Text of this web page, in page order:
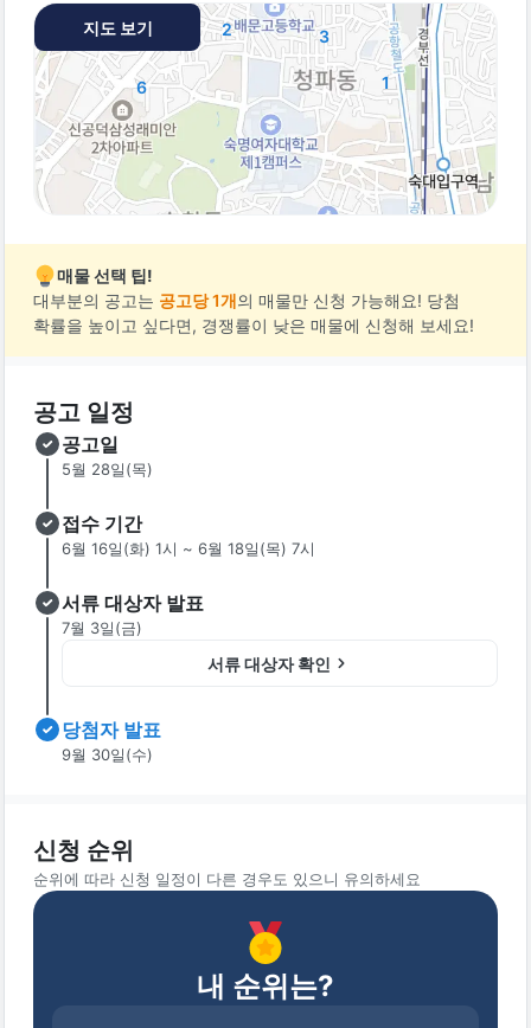
6
2 3
1
지도 보기
매물 선택 팁!
대부분의 공고는 공고당 1개의 매물만 신청 가능해요! 당첨
확률을 높이고 싶다면, 경쟁률이 낮은 매물에 신청해 보세요!
공고 일정
공고일
5월 28일(목)
접수 기간
6월 16일(화) 1시 ~ 6월 18일(목) 7시
서류 대상자 발표
7월 3일(금)
서류 대상자 확인
당첨자 발표
9월 30일(수)
신청 순위
순위에 따라 신청 일정이 다른 경우도 있으니 유의하세요
내 순위는?